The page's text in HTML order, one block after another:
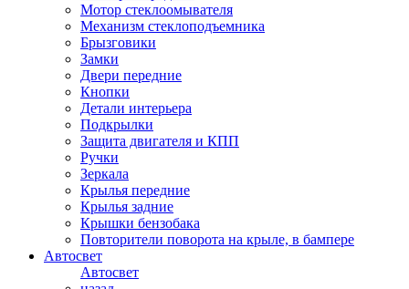
Мотор стеклоомывателя
Механизм стеклоподъемника
Брызговики
Замки
Двери передние
Кнопки
Детали интерьера
Подкрылки
Защита двигателя и КПП
Ручки
Зеркала
Крылья передние
Крылья задние
Крышки бензобака
Повторители поворота на крыле, в бампере
Автосвет
Автосвет